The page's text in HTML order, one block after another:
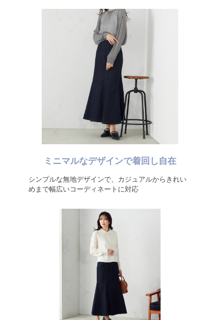
ミニマルなデザインで着回し自在
シンプルな無地デザインで、カジュアルからきれい
めまで幅広いコーディネートに対応